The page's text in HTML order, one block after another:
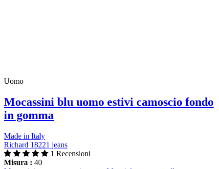
Uomo
Mocassini blu uomo estivi camoscio fondo
in gomma
Made in Italy
Richard 18221 jeans
1 Recensioni
Misura : 40